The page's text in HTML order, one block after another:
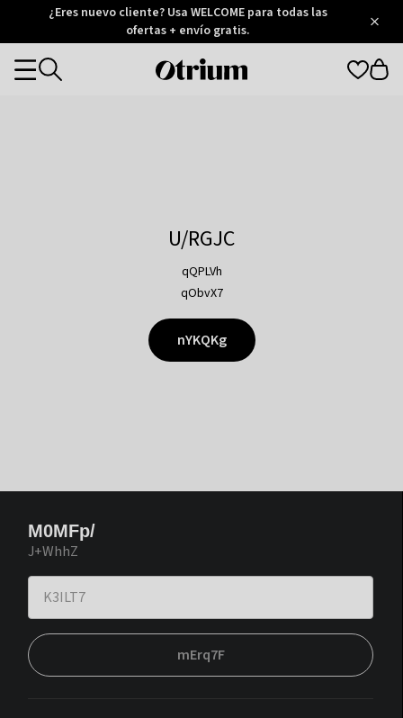
Otrium
Trustpilot
¿Eres nuevo cliente? Usa WELCOME para todas las
ofertas + envío gratis.
Otrium
Categories
U/RGJC
qQPLVh
qObvX7
nYKQKg
M0MFp/
J+WhhZ
mErq7F